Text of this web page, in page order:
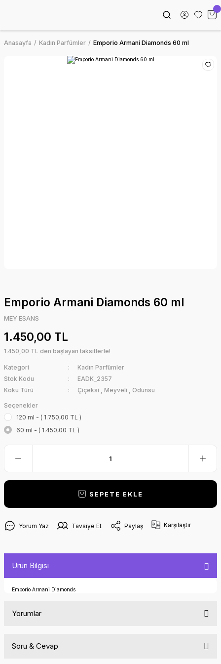
Anasayfa Kadın Parfümler Emporio Armani Diamonds 60 ml
Emporio Armani Diamonds 60 ml
MEY ESANS
1.450,00 TL
1.450,00 TL den başlayan taksitlerle!
Kategori
Kadın Parfümler
Stok Kodu
EADK_2357
Koku Türü
Çiçeksi , Meyveli , Odunsu
Seçenekler
120 ml - ( 1.750,00 TL )
60 ml - ( 1.450,00 TL )
SEPETE EKLE
Yorum Yaz Tavsiye Et Paylaş Karşılaştır
Ürün Bilgisi
Emporio Armani Diamonds
Yorumlar
Soru & Cevap